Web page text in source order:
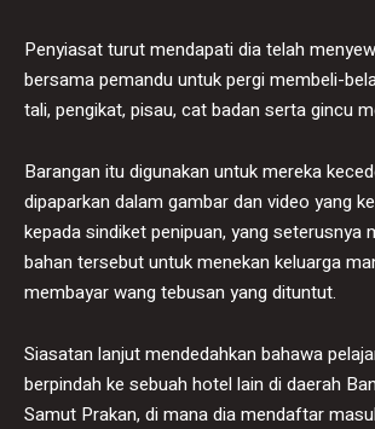
Penyiasat turut mendapati dia telah
bersama pemandu untuk pergi membeli-
tali, pengikat, pisau, cat badan serta gincu
Barangan itu digunakan untuk mereka
dipaparkan dalam gambar dan video yang
kepada sindiket penipuan, yang seterusnya
bahan tersebut untuk menekan keluarga
membayar wang tebusan yang dituntut.
Siasatan lanjut mendedahkan bahawa
berpindah ke sebuah hotel lain di daerah
Samut Prakan, di mana dia mendaftar